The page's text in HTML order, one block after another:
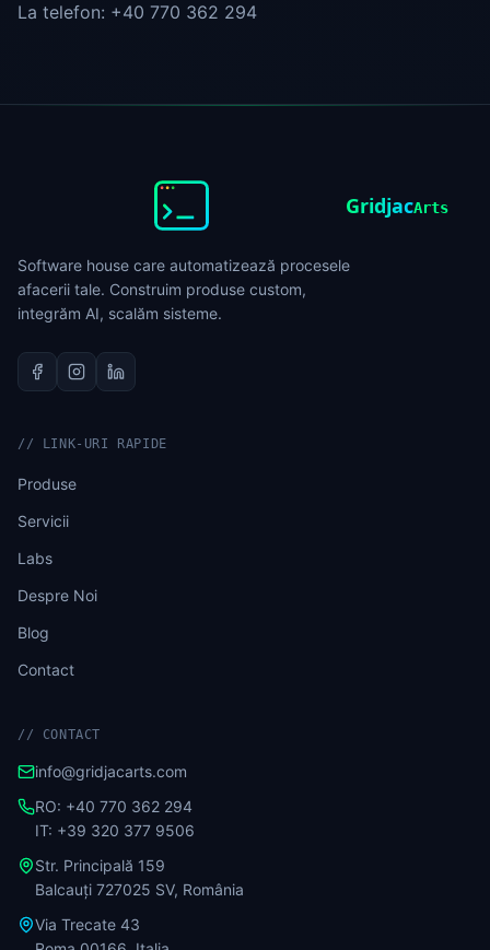
La telefon: +40 770 362 294
GridjacArts
Software house care automatizează procesele
afacerii tale. Construim produse custom,
integrăm AI, scalăm sisteme.
// LINK-URI RAPIDE
Produse
Servicii
Labs
Despre Noi
Blog
Contact
// CONTACT
info@gridjacarts.com
RO: +40 770 362 294
IT: +39 320 377 9506
Str. Principală 159
Balcauți 727025 SV, România
Via Trecate 43